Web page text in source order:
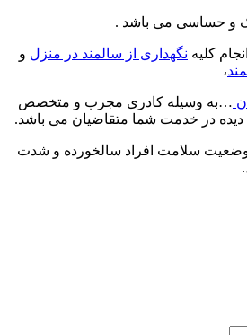
و حساسی می باشد .
کلیه نگهداری از سالمند در منزل و
،
…به وسیله کادری مجرب و متخصص
دیده در خدمت شما متقاضیان می باشد.
سلامت افراد سالخورده و شدت